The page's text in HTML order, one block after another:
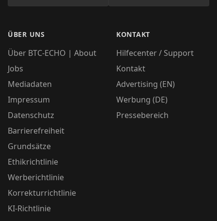
ÜBER UNS
Über BTC-ECHO | About
Jobs
Mediadaten
Impressum
Datenschutz
Barrierefreiheit
Grundsätze
Ethikrichtlinie
Werberichtlinie
Korrekturrichtlinie
KI-Richtlinie
KONTAKT
Hilfecenter / Support
Kontakt
Advertising (EN)
Werbung (DE)
Pressebereich